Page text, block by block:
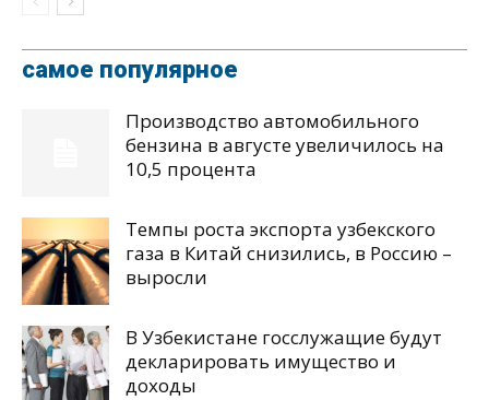
самое популярное
Производство автомобильного
бензина в августе увеличилось на
10,5 процента
Темпы роста экспорта узбекского
газа в Китай снизились, в Россию –
выросли
В Узбекистане госслужащие будут
декларировать имущество и
доходы